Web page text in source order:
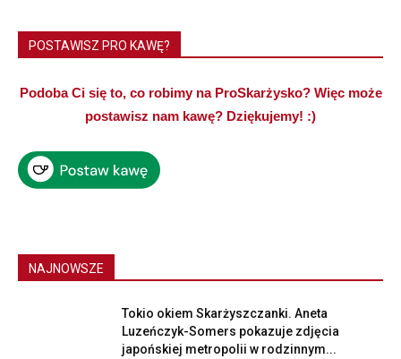
POSTAWISZ PRO KAWĘ?
Podoba Ci się to, co robimy na ProSkarżysko? Więc może
postawisz nam kawę? Dziękujemy! :)
NAJNOWSZE
Tokio okiem Skarżyszczanki. Aneta
Luzeńczyk-Somers pokazuje zdjęcia
japońskiej metropolii w rodzinnym...